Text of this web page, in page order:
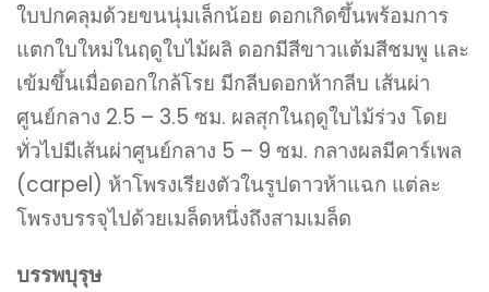
ใบปกคลุมด้วยขนนุ่มเล็กน้อย ดอกเกิดขึ้นพร้อมการ
แตกใบใหม่ในฤดูใบไม้ผลิ ดอกมีสีขาวแต้มสีชมพู และ
เข้มขึ้นเมื่อดอกใกล้โรย มีกลีบดอกห้ากลีบ เส้นผ่า
ศูนย์กลาง 2.5 – 3.5 ซม. ผลสุกในฤดูใบไม้ร่วง โดย
ทั่วไปมีเส้นผ่าศูนย์กลาง 5 – 9 ซม. กลางผลมีคาร์เพล
(carpel) ห้าโพรงเรียงตัวในรูปดาวห้าแฉก แต่ละ
โพรงบรรจุไปด้วยเมล็ดหนึ่งถึงสามเมล็ด
บรรพบุรุษ